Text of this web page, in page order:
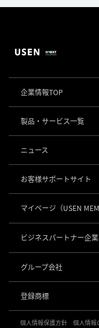
企業情報TOP
会社概要・役員一覧
事業内容
社長メッセージ
事業所一覧
店舗DX
グループ会社
製品・サービス一覧
POSレジ 他
USENレジ
USENセルフレジ
USENレジTAB
USEN ハンディ
USEN Mobile
USEN Tablet
USEN Order & Pay
USEN My Menu
キャッシュレス決済
USEN PAY
USEN PAY QR
KettyBot Pro（配
PuduBot2（配膳）
BellaBot Pro（配膳
PUDU T300（運
PUDU CC1（清掃）
集客・予約
USEN SMART
ヒトサラ
サロン向け予約シ
⁩音楽配信
USEN MUSIC
OTORAKU -音・楽-
通信
USEN AIR
USEN AIR
USEN PHONE
お役立ち情報
ニュース
お客様サポートサイト
マイページ （USEN
ビジネスパートナー企
グループ会社
USEN & U-NEXT GROUP
株式会社 U-NEXT
登録商標
登録第７０２６８８０号
個人情報保護方針 個人情報